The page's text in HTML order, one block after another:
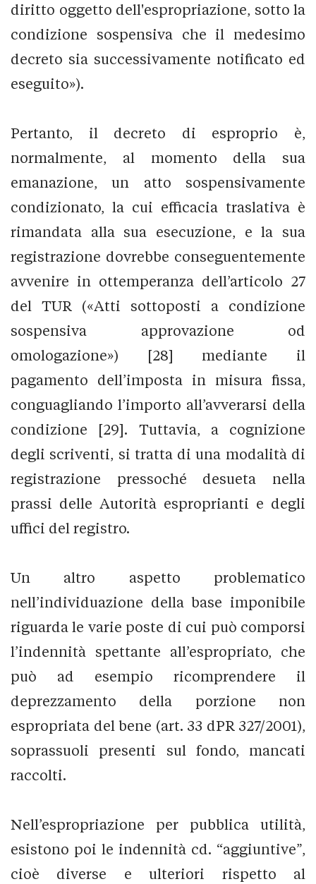
diritto oggetto dell'espropriazione, sotto la
condizione sospensiva che il medesimo
decreto sia successivamente notificato ed
eseguito»).
Pertanto, il decreto di esproprio è,
normalmente, al momento della sua
emanazione, un atto sospensivamente
condizionato, la cui efficacia traslativa è
rimandata alla sua esecuzione, e la sua
registrazione dovrebbe conseguentemente
avvenire in ottemperanza dell’articolo 27
del TUR («Atti sottoposti a condizione
sospensiva approvazione od
omologazione») [28] mediante il
pagamento dell’imposta in misura fissa,
conguagliando l’importo all’avverarsi della
condizione [29]. Tuttavia, a cognizione
degli scriventi, si tratta di una modalità di
registrazione pressoché desueta nella
prassi delle Autorità esproprianti e degli
uffici del registro.
Un altro aspetto problematico
nell’individuazione della base imponibile
riguarda le varie poste di cui può comporsi
l’indennità spettante all’espropriato, che
può ad esempio ricomprendere il
deprezzamento della porzione non
espropriata del bene (art. 33 dPR 327/2001),
soprassuoli presenti sul fondo, mancati
raccolti.
Nell’espropriazione per pubblica utilità,
esistono poi le indennità cd. “aggiuntive”,
cioè diverse e ulteriori rispetto al